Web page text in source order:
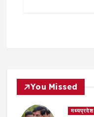
You Missed
मध्यप्रदेश